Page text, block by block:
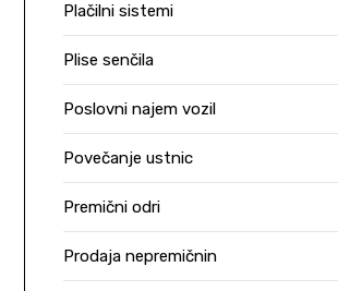
Plačilni sistemi
Plise senčila
Poslovni najem vozil
Povečanje ustnic
Premični odri
Prodaja nepremičnin